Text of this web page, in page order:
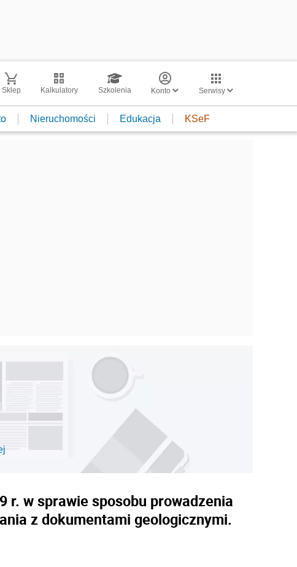
Sklep Kalkulatory Szkolenia Konto Serwisy
Nieruchomości Edukacja KSeF
r. w sprawie sposobu prowadzenia
z dokumentami geologicznymi.